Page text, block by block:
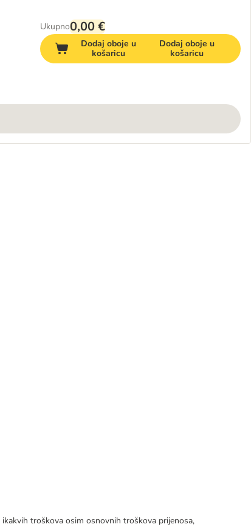
Ukupno0,00 €
Dodaj oboje u
košaricu
Dodaj oboje u
košaricu
troškova osim osnovnih troškova prijenosa,